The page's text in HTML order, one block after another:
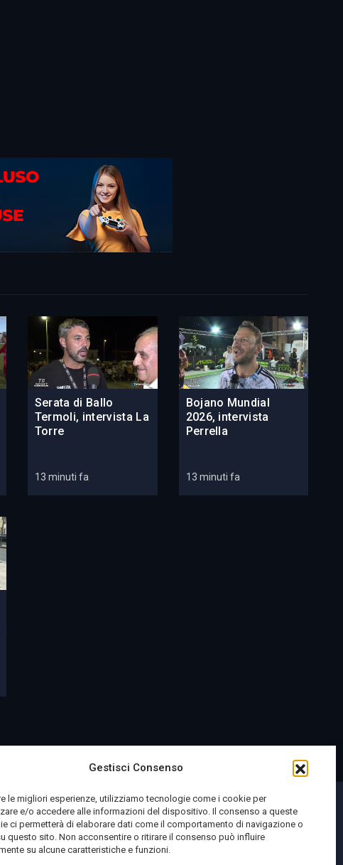
Gestisci Consenso
le migliori esperienze, utilizziamo tecnologie come i cookie per
e/o accedere alle informazioni del dispositivo. Il consenso a queste
ci permetterà di elaborare dati come il comportamento di navigazione o
questo sito. Non acconsentire o ritirare il consenso può influire
su alcune caratteristiche e funzioni.
Serata di Ballo
Termoli, intervista La
Torre
13 minuti fa
Bojano Mundial
2026, intervista
Perrella
13 minuti fa